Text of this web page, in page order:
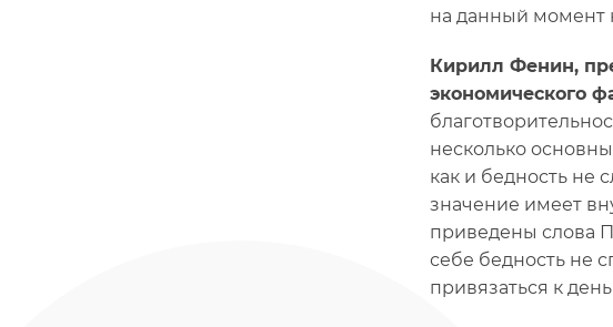
на данный момент
Кирилл Фенин,
экономического
несколько
как и бедность не
значение имеет
приведены слова
себе бедность не
привязаться к